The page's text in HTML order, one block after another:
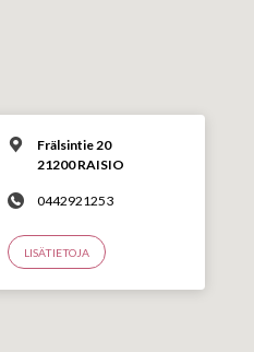
Frälsintie 20
21200 RAISIO
0442921253
LISÄTIETOJA